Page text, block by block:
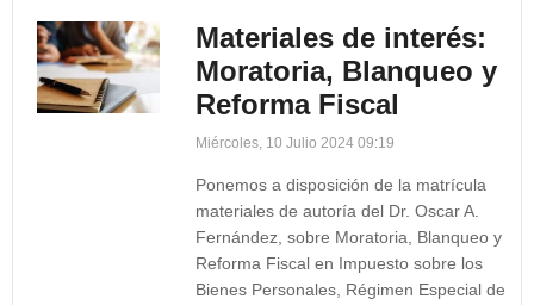
Materiales de interés:
Moratoria, Blanqueo y
Reforma Fiscal
Miércoles, 10 Julio 2024 09:19
Ponemos a disposición de la matrícula
materiales de autoría del Dr. Oscar A.
Fernández, sobre Moratoria, Blanqueo y
Reforma Fiscal en Impuesto sobre los
Bienes Personales, Régimen Especial de